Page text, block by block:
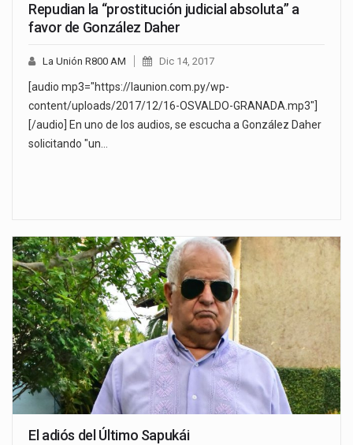
Repudian la “prostitución judicial absoluta” a
favor de González Daher
La Unión R800 AM Dic 14, 2017
[audio mp3="https://launion.com.py/wp-
content/uploads/2017/12/16-OSVALDO-GRANADA.mp3"]
[/audio] En uno de los audios, se escucha a González Daher
solicitando "un…
El adiós del Último Sapukái